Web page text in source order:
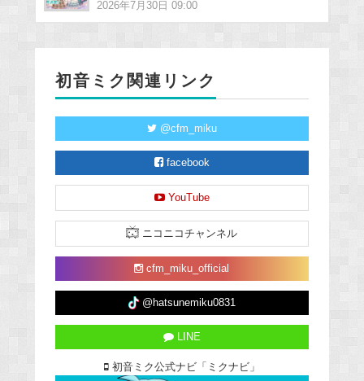
2026年7月30日 09:00
初音ミク関連リンク
@cfm_miku
facebook
YouTube
ニコニコチャンネル
cfm_miku_official
@hatsunemiku0831
LINE
初音ミク公式ナビ「ミクナビ」